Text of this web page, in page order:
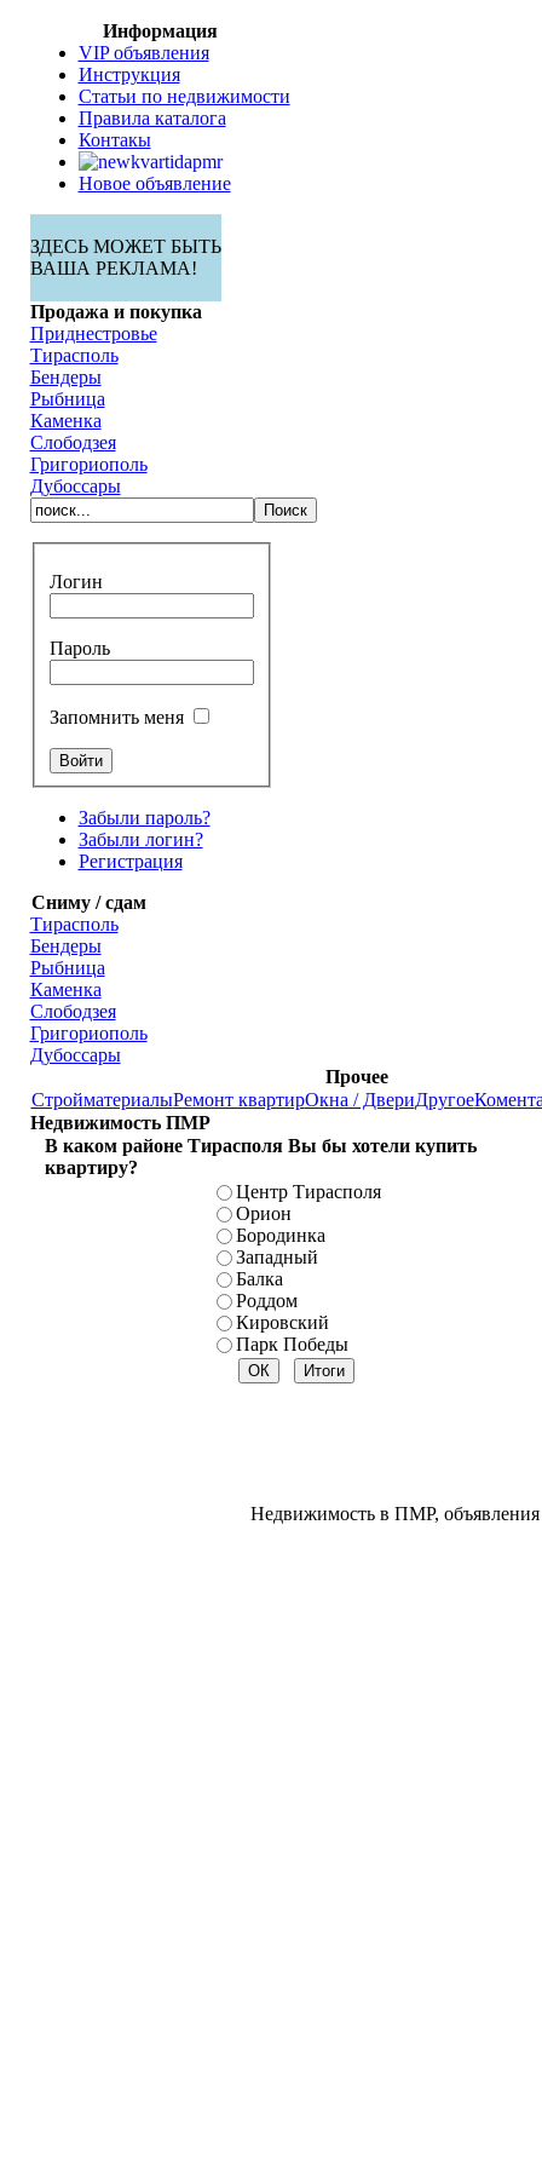
Информация
VIP объявления
Инструкция
Статьи по недвижимости
Правила каталога
Контакы
Новое объявление
ЗДЕСЬ МОЖЕТ БЫТЬ
ВАША РЕКЛАМА!
Продажа и покупка
Приднестровье
Тирасполь
Бендеры
Рыбница
Каменка
Слободзея
Григориополь
Дубоссары
Логин
Пароль
Запомнить меня
Забыли пароль?
Забыли логин?
Регистрация
Сниму / сдам
Тирасполь
Бендеры
Рыбница
Каменка
Слободзея
Григориополь
Дубоссары
Прочее
СтройматериалыРемонт квартирОкна / ДвериДругое
Недвижимость ПМР
В каком районе Тирасполя Вы бы хотели купить
квартиру?
Центр Тирасполя
Орион
Бородинка
Западный
Балка
Роддом
Кировский
Парк Победы
Недвижимость в ПМР, объявления